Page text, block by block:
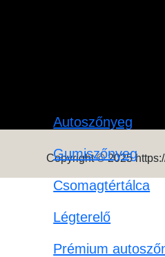
Autoszőnyeg
Gumiszőnyeg
Csomagtértálca
Légterelő
Prémium
Copyright © 2025